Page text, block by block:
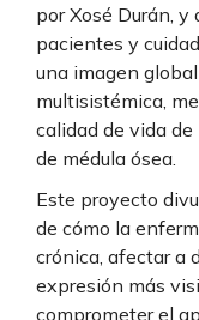
por Xosé Durán,
pacientes y
una imagen
multisistémica,
calidad de vida
de médula ósea.
Este proyecto
de cómo la
crónica, afectar a
expresión más
comprometer el